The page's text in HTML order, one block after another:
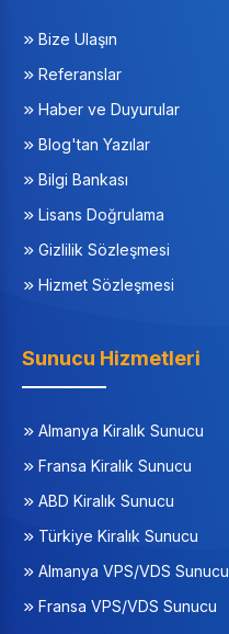
Bize Ulaşın
Referanslar
Haber ve Duyurular
Blog'tan Yazılar
Bilgi Bankası
Lisans Doğrulama
Gizlilik Sözleşmesi
Hizmet Sözleşmesi
Sunucu Hizmetleri
Almanya Kiralık Sunucu
Fransa Kiralık Sunucu
ABD Kiralık Sunucu
Türkiye Kiralık Sunucu
Almanya VPS/VDS Sunucu
Fransa VPS/VDS Sunucu